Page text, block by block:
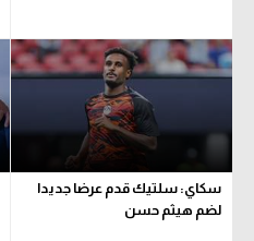
سكاي: سلتيك قدم عرضا جديدا
لضم هيثم حسن